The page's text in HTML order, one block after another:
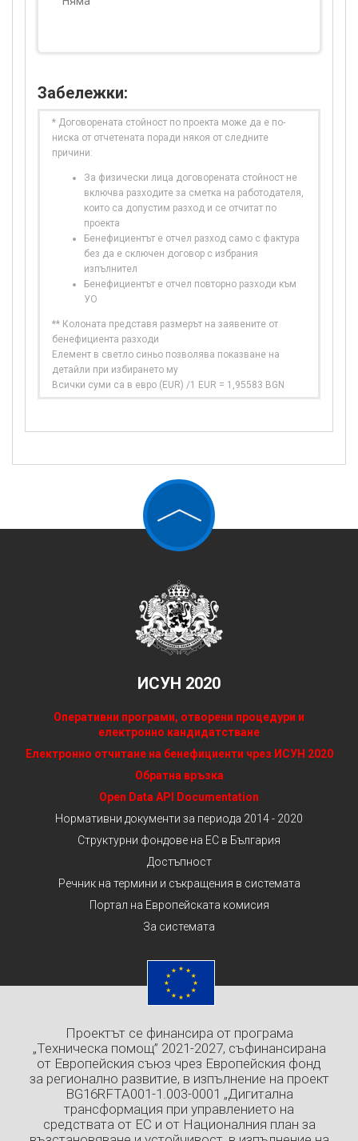
Забележки:
* Договорената стойност по проекта може да е по-
ниска от отчетената поради някоя от следните
причини:
За физически лица договорената стойност не
включва разходите за сметка на работодателя,
които са допустим разход и се отчитат по
проекта
Бенефициентът е отчел разход само с фактура
без да е сключен договор с избрания
изпълнител
Бенефициентът е отчел повторно разходи към
УО
** Колоната представя размерът на заявените от
бенефициента разходи
Елемент в светло синьо позволява показване на
детайли при избирането му
Всички суми са в евро (EUR) /1 EUR = 1,95583 BGN
ИСУН 2020
Оперативни програми, отворени процедури и
електронно кандидатстване
Електронно отчитане на бенефициенти чрез ИСУН 2020
Обратна връзка
Open Data API Documentation
Нормативни документи за периода 2014 - 2020
Структурни фондове на ЕС в България
Достъпност
Речник на термини и съкращения в системата
Портал на Европейската комисия
За системата
Проектът се финансира от програма
„Техническа помощ” 2021-2027, съфинансирана
от Европейския съюз чрез Европейския фонд
за регионално развитие, в изпълнение на проект
BG16RFTA001-1.003-0001 „Дигитална
трансформация при управлението на
средствата от ЕС и от Националния план за